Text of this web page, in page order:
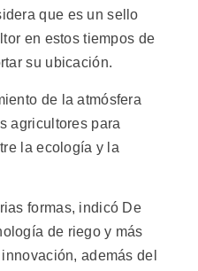
que es un sello
en estos tiempos de
su ubicación.
de la atmósfera
agricultores para
la ecología y la
formas, indicó De
de riego y más
además del